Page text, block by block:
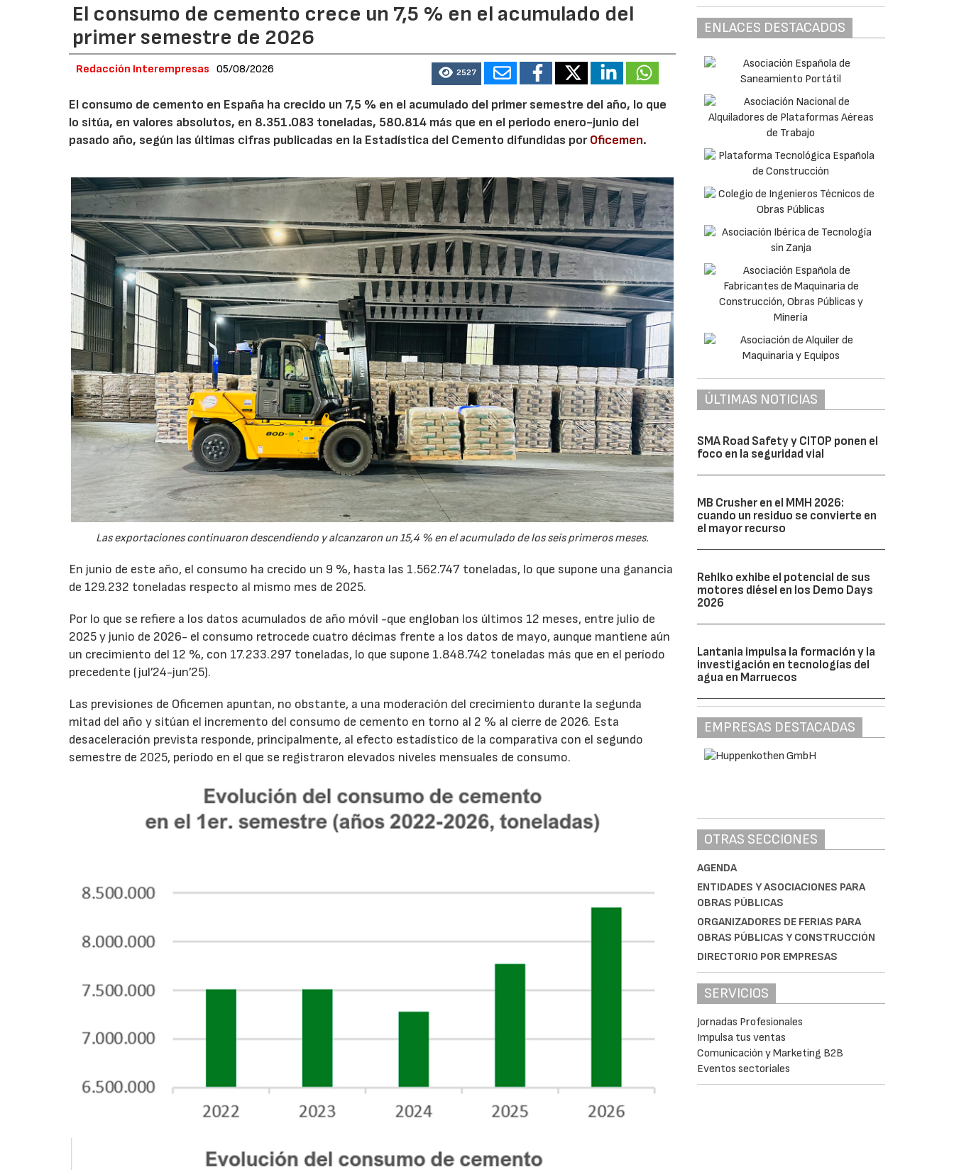
El consumo de cemento crece un 7,5 % en el acumulado del
primer semestre de 2026
Redacción Interempresas 05/08/2026 2527
El consumo de cemento en España ha crecido un 7,5 % en el acumulado del primer semestre del año, lo que
lo sitúa, en valores absolutos, en 8.351.083 toneladas, 580.814 más que en el periodo enero-junio del
pasado año, según las últimas cifras publicadas en la Estadística del Cemento difundidas porOficemen.
Las exportaciones continuaron descendiendo y alcanzaron un 15,4 % en el acumulado de los seis primeros meses.
En junio de este año, el consumo ha crecido un 9 %, hasta las 1.562.747 toneladas, lo que supone una ganancia
de 129.232 toneladas respecto al mismo mes de 2025.
Por lo que se refiere a los datos acumulados de año móvil -que engloban los últimos 12 meses, entre julio de
2025 y junio de 2026- el consumo retrocede cuatro décimas frente a los datos de mayo, aunque mantiene aún
un crecimiento del 12 %, con 17.233.297 toneladas, lo que supone 1.848.742 toneladas más que en el período
precedente (jul’24-jun’25).
Las previsiones de Oficemen apuntan, no obstante, a una moderación del crecimiento durante la segunda
mitad del año y sitúan el incremento del consumo de cemento en torno al 2 % al cierre de 2026. Esta
desaceleración prevista responde, principalmente, al efecto estadístico de la comparativa con el segundo
semestre de 2025, período en el que se registraron elevados niveles mensuales de consumo.
ENLACES DESTACADOS
ÚLTIMAS NOTICIAS
SMA Road Safety y CITOP ponen el
foco en la seguridad vial
MB Crusher en el MMH 2026:
cuando un residuo se convierte en
el mayor recurso
Rehlko exhibe el potencial de sus
motores diésel en los Demo Days
2026
Lantania impulsa la formación y la
investigación en tecnologías del
agua en Marruecos
EMPRESAS DESTACADAS
OTRAS SECCIONES
AGENDA
ENTIDADES Y ASOCIACIONES PARA
OBRAS PÚBLICAS
ORGANIZADORES DE FERIAS PARA
OBRAS PÚBLICAS Y CONSTRUCCIÓN
DIRECTORIO POR EMPRESAS
SERVICIOS
Jornadas Profesionales
Impulsa tus ventas
Comunicación y Marketing B2B
Eventos sectoriales